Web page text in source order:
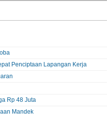
Penciptaan Lapangan Kerja
Rp 48 Juta
Mandek